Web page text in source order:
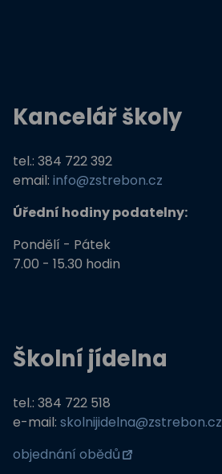
Kancelář školy
tel.: 384 722 392
email: info@zstrebon.cz
Úřední hodiny podatelny:
Pondělí - Pátek
7.00 - 15.30 hodin
Školní jídelna
tel.: 384 722 518
e-mail: skolnijidelna@zstrebon.cz
objednání obědů